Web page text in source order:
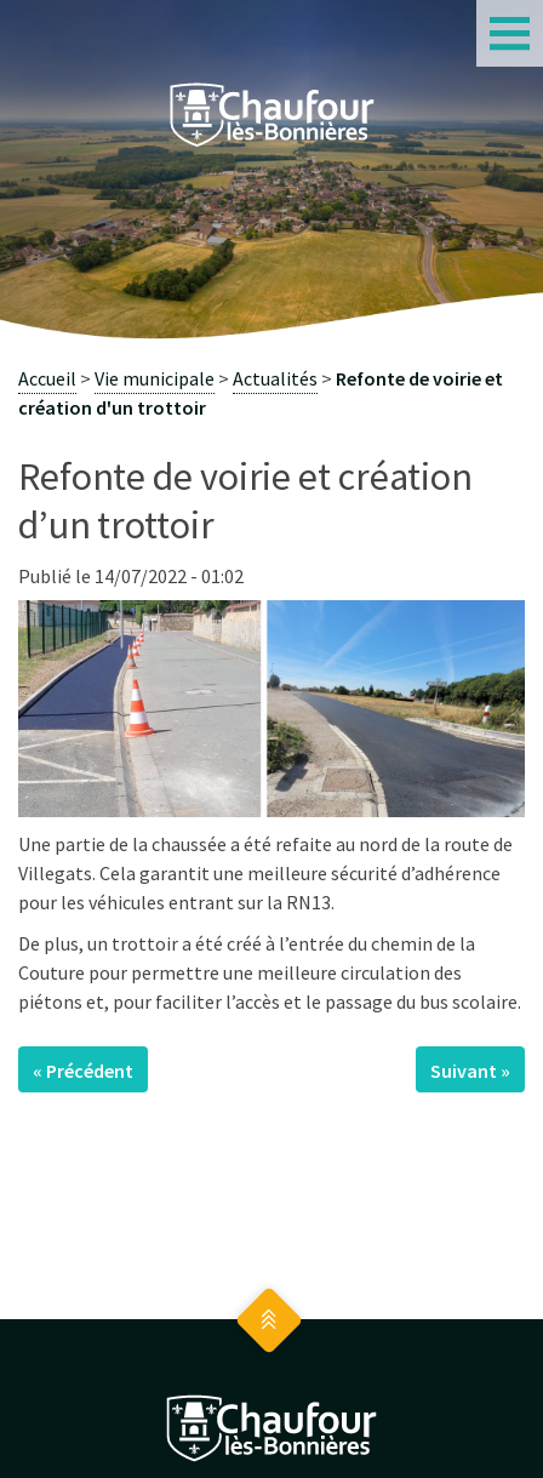
Refonte de voirie et création
d’un trottoir
Publié le 14/07/2022 - 01:02
Une partie de la chaussée a été refaite au nord de la route de
Villegats. Cela garantit une meilleure sécurité d’adhérence
pour les véhicules entrant sur la RN13.
De plus, un trottoir a été créé à l’entrée du chemin de la
Couture pour permettre une meilleure circulation des
piétons et, pour faciliter l’accès et le passage du bus scolaire.
« Précédent Suivant »
Accueil Vie municipale Actualités
Refonte de voirie et
création d'un trottoir